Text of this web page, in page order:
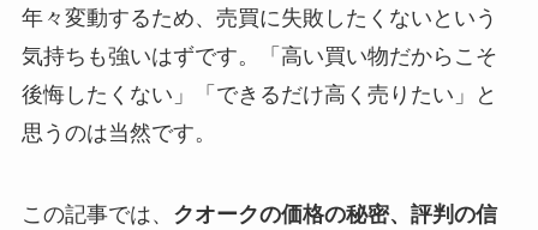
年々変動するため、売買に失敗したくないという
気持ちも強いはずです。「高い買い物だからこそ
後悔したくない」「できるだけ高く売りたい」と
思うのは当然です。
この記事では、 クオークの価格の秘密、評判の信